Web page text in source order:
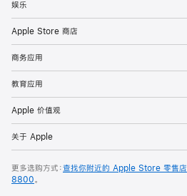
娱乐
Apple Store 商店
商务应用
教育应用
Apple 价值观
关于 Apple
更多选购方式：查找你附近的 Apple Store 零售店
8800。